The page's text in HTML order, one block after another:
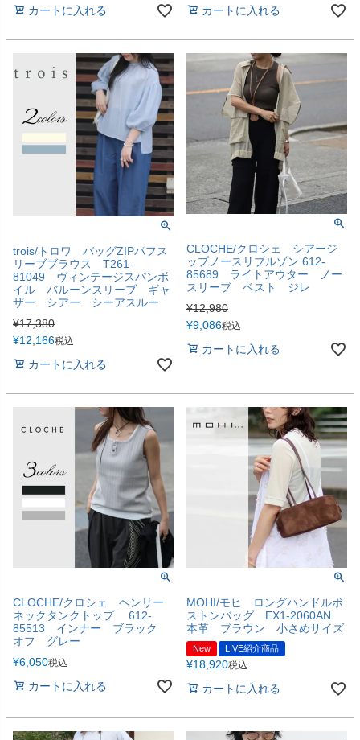
カートに入れる カートに入れる
trois/トロワ バッグZIPパフス
リーブブラウス T261-
81049 ヴィンテージスパンボ
イル バルーンスリーブ ギャ
ザー シアー シーアスルー
¥17,380
¥12,166税込
カートに入れる
CLOCHE/クロシェ シアージ
ップノースリブルゾン 612-
85689 ライトアウター ノー
スリーブ ベスト ジレ
¥12,980
¥9,086税込
カートに入れる
CLOCHE/クロシェ ヘンリー
ネックタンクトップ 612-
85513 インナー ブラック
オフ グレー
¥6,050税込
カートに入れる
MOHI/モヒ ロングハンドルボ
ストンバッグ EX1-2060AN
本革 ブラウン 小さめサイズ
New LIVE紹介商品
¥18,920税込
カートに入れる